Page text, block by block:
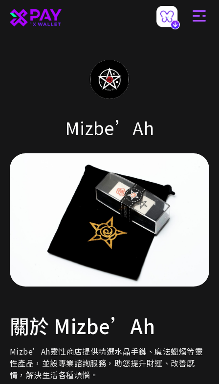
Mizbe’Ah
關於 Mizbe’Ah
Mizbe’Ah靈性商店提供精選水晶手鏈、魔法蠟燭等靈
性產品，並設專業諮詢服務，助您提升財運、改善感
情，解決生活各種煩惱。